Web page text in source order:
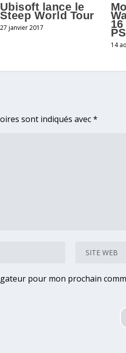
Ubisoft lance le
Steep World Tour
27 janvier 2017
14
sont indiqués avec*
pour mon prochain